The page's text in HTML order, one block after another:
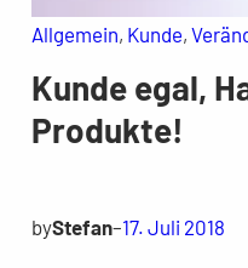
Allgemein, Kunde,
Kunde egal,
Produkte!
byStefan–17. Juli 2018